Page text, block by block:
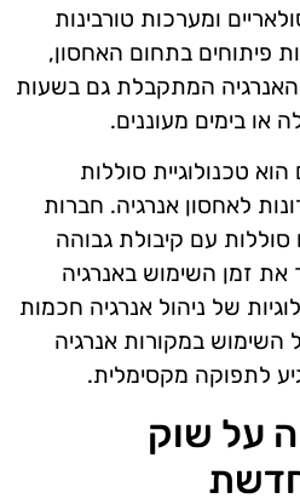
ומערכות טורבינות
פיתוחים בתחום האחסון,
המתקבלת גם בשעות
או בימים מעוננים.
טכנולוגיית סוללות
לאחסון אנרגיה. חברות
עם קיבולת גבוהה
זמן השימוש באנרגיה
של ניהול אנרגיה חכמות
השימוש במקורות אנרגיה
לתפוקה מקסימלית.
על שוק